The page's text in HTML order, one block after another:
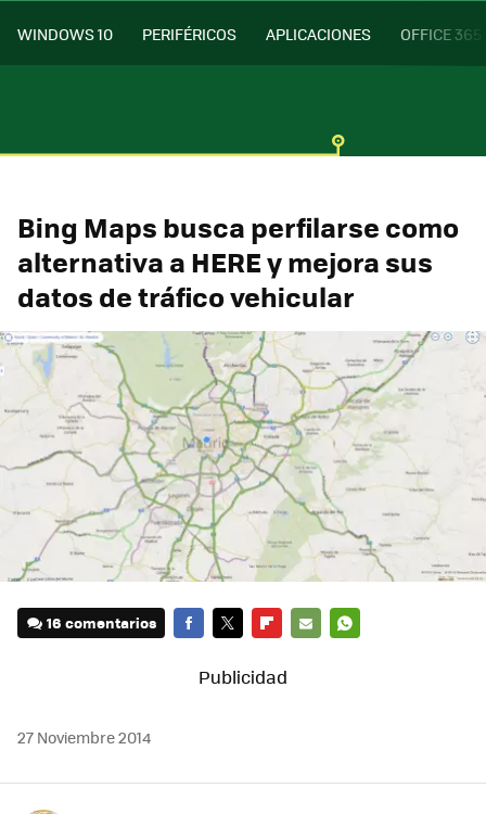
WINDOWS 10 PERIFÉRICOS APLICACIONES OFFICE 365
Bing Maps busca perfilarse como
alternativa a HERE y mejora sus
datos de tráfico vehicular
16 comentarios
27 Noviembre 2014